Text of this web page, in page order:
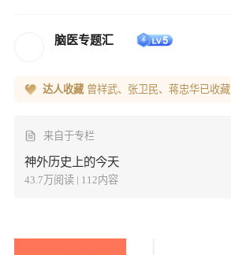
脑医专题汇
达人收藏 曾祥武、张卫民、蒋忠华已收藏
来自于专栏
神外历史上的今天
43.7万阅读 | 112内容